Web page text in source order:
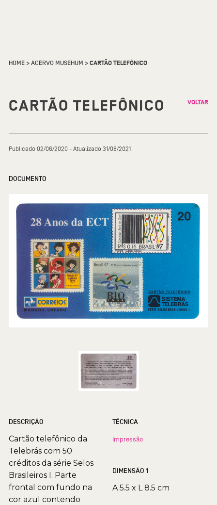
HOME>ACERVO MUSEHUM >CARTÃO TELEFÔNICO
CARTÃO TELEFÔNICO VOLTAR
Publicado 02/06/2020 - Atualizado 31/08/2021
DOCUMENTO
DESCRIÇÃO
Cartão telefônico da
Telebrás com 50
créditos da série Selos
Brasileiros I. Parte
frontal com fundo na
cor azul contendo
TÉCNICA
Impressão
DIMENSÃO 1
A 5.5 x L 8.5 cm